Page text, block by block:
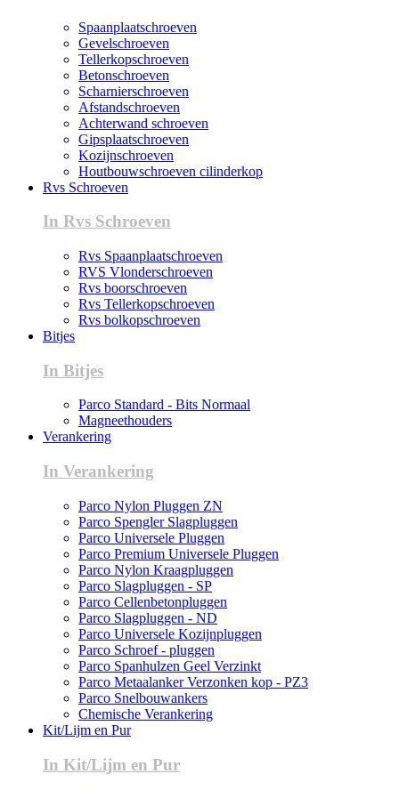
Spaanplaatschroeven
Gevelschroeven
Tellerkopschroeven
Betonschroeven
Scharnierschroeven
Afstandschroeven
Achterwand schroeven
Gipsplaatschroeven
Kozijnschroeven
Houtbouwschroeven cilinderkop
Rvs Schroeven
In Rvs Schroeven
Rvs Spaanplaatschroeven
RVS Vlonderschroeven
Rvs boorschroeven
Rvs Tellerkopschroeven
Rvs bolkopschroeven
Bitjes
In Bitjes
Parco Standard - Bits Normaal
Magneethouders
Verankering
In Verankering
Parco Nylon Pluggen ZN
Parco Spengler Slagpluggen
Parco Universele Pluggen
Parco Premium Universele Pluggen
Parco Nylon Kraagpluggen
Parco Slagpluggen - SP
Parco Cellenbetonpluggen
Parco Slagpluggen - ND
Parco Universele Kozijnpluggen
Parco Schroef - pluggen
Parco Spanhulzen Geel Verzinkt
Parco Metaalanker Verzonken kop - PZ3
Parco Snelbouwankers
Chemische Verankering
Kit/Lijm en Pur
In Kit/Lijm en Pur